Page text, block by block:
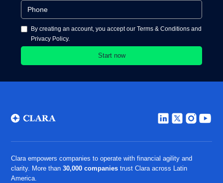
By creating an account, you accept our Terms & Conditions and
Privacy Policy.
Clara empowers companies to operate with financial agility and
clarity. More than30,000 companiestrust Clara across Latin
America.